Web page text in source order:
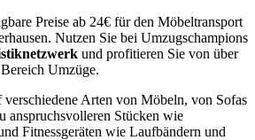
Preise ab 24€ für den Möbeltransport
Nutzen Sie bei Umzugschampions
und profitieren Sie von über
Umzüge.
Arten von Möbeln, von Sofas
anspruchsvolleren Stücken wie
Fitnessgeräten wie Laufbändern und